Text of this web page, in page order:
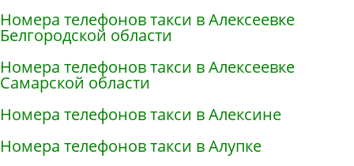
Номера телефонов такси в Алексеевке
Белгородской области
Номера телефонов такси в Алексеевке
Самарской области
Номера телефонов такси в Алексине
Номера телефонов такси в Алупке